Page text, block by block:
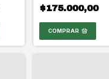
$175.000,00
COMPRAR